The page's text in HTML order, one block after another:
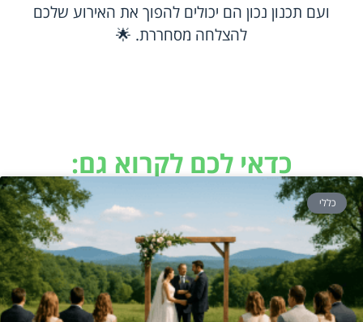
ועם תכנון נכון הם יכולים להפוך את האירוע שלכם
להצלחה מסחררת. 🌟
כדאי לכם לקרוא גם:
כללי